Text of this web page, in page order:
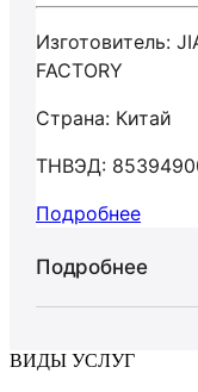
Изготовитель:
FACTORY
Страна: Китай
ТНВЭД:
Подробнее
Подробнее
ВИДЫ УСЛУГ